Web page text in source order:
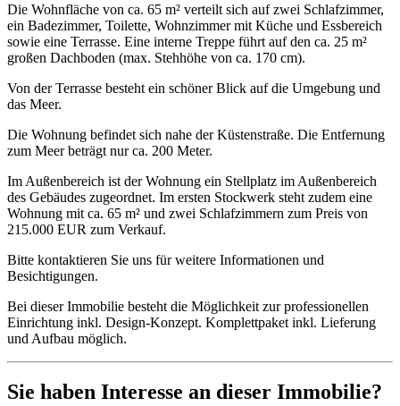
Die Wohnfläche von ca. 65 m² verteilt sich auf zwei Schlafzimmer,
ein Badezimmer, Toilette, Wohnzimmer mit Küche und Essbereich
sowie eine Terrasse. Eine interne Treppe führt auf den ca. 25 m²
großen Dachboden (max. Stehhöhe von ca. 170 cm).
Von der Terrasse besteht ein schöner Blick auf die Umgebung und
das Meer.
Die Wohnung befindet sich nahe der Küstenstraße. Die Entfernung
zum Meer beträgt nur ca. 200 Meter.
Im Außenbereich ist der Wohnung ein Stellplatz im Außenbereich
des Gebäudes zugeordnet. Im ersten Stockwerk steht zudem eine
Wohnung mit ca. 65 m² und zwei Schlafzimmern zum Preis von
215.000 EUR zum Verkauf.
Bitte kontaktieren Sie uns für weitere Informationen und
Besichtigungen.
Bei dieser Immobilie besteht die Möglichkeit zur professionellen
Einrichtung inkl. Design-Konzept. Komplettpaket inkl. Lieferung
und Aufbau möglich.
Sie haben Interesse an dieser Immobilie?